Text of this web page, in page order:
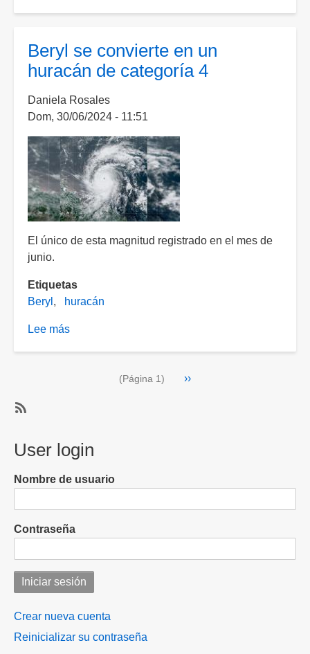
doble
del
Beryl
en
México
Beryl se convierte en un
huracán de categoría 4
Daniela Rosales
Dom, 30/06/2024 - 11:51
El único de esta magnitud registrado en el mes de
junio.
Etiquetas
Beryl
huracán
Lee más
de
categoría
4
(Página 1)
Siguiente
››
a
Beryl
User login
Nombre de usuario
Contraseña
Crear nueva cuenta
Reinicializar su contraseña